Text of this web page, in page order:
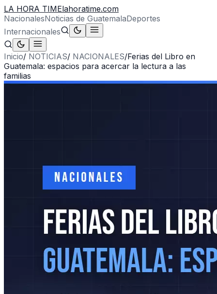
LA HORA TIMElahoratime.com
NacionalesNoticias de GuatemalaDeportes
Internacionales
Inicio/ NOTICIAS/ NACIONALES/Ferias del Libro en
Guatemala: espacios para acercar la lectura a las
familias